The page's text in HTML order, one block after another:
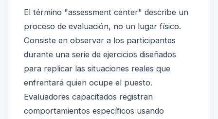
El término "assessment center" describe un
proceso de evaluación, no un lugar físico.
Consiste en observar a los participantes
durante una serie de ejercicios diseñados
para replicar las situaciones reales que
enfrentará quien ocupe el puesto.
Evaluadores capacitados registran
comportamientos específicos usando